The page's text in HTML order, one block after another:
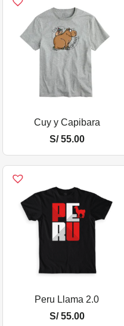
Cuy y Capibara
S/55.00
Peru Llama 2.0
S/55.00